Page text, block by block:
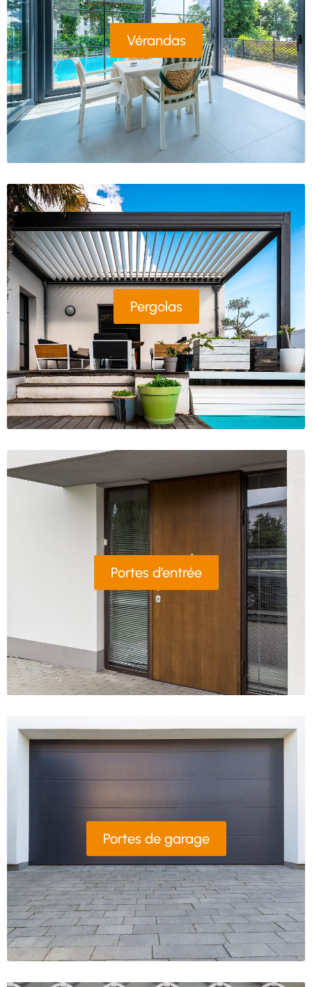
Vérandas
Pergolas
Portes d’entrée
Portes de garage